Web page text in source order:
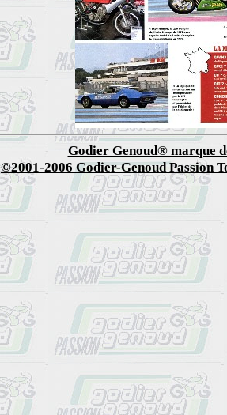
Godier Genoud® marque
©2001-2006 Godier-Genoud Passion